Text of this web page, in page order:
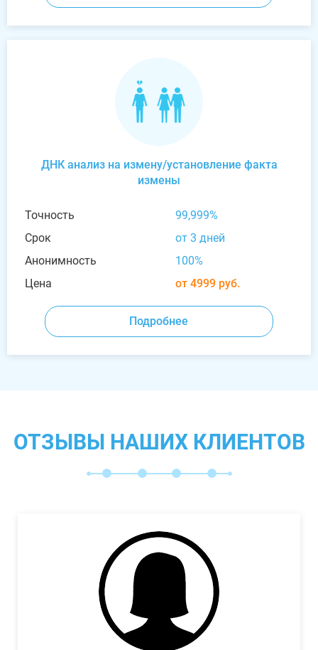
ДНК анализ на измену/установление факта
измены
Точность
99,999%
Срок
от 3 дней
Анонимность
100%
Цена
от 4999 руб.
Подробнее
ОТЗЫВЫ НАШИХ КЛИЕНТОВ